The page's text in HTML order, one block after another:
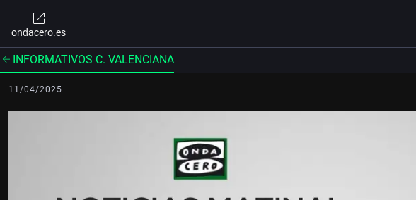
ondacero.es
INFORMATIVOS C. VALENCIANA
11/04/2025